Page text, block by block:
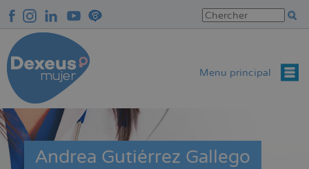
au
contenu
principal
Menu principal
Andrea Gutiérrez Gallego